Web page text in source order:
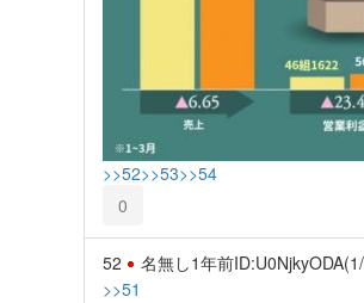
>>52>>53>>54
0
52 名無し1年前
>>51